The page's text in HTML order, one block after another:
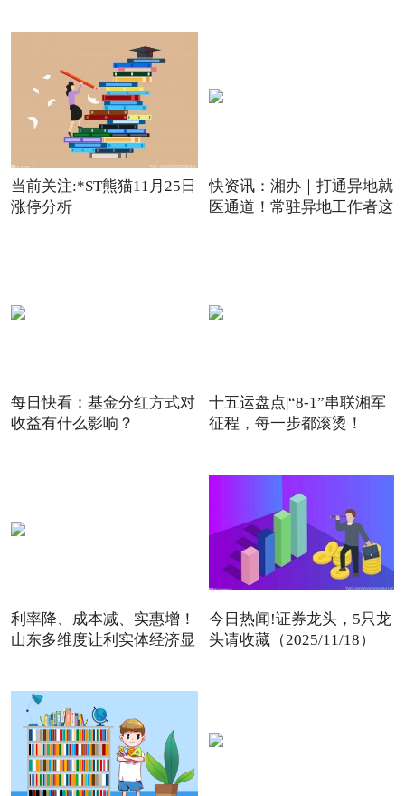
当前关注:*ST熊猫11月25日
涨停分析
快资讯：湘办｜打通异地就
医通道！常驻异地工作者这
每日快看：基金分红方式对
收益有什么影响？
十五运盘点|“8-1”串联湘军
征程，每一步都滚烫！
利率降、成本减、实惠增！
山东多维度让利实体经济显
今日热闻!证券龙头，5只龙
头请收藏（2025/11/18）